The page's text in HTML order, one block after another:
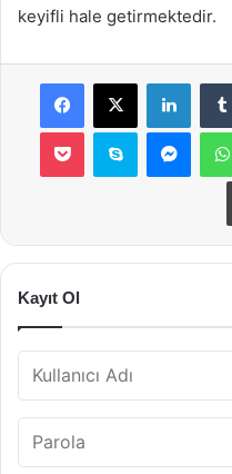
keyifli hale getirmektedir.
Facebook
X
Pocket Skype
Kayıt Ol